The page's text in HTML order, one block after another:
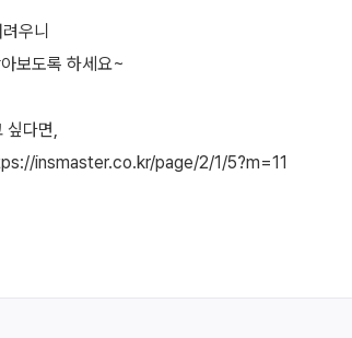
우니
보도록 하세요~
싶다면,